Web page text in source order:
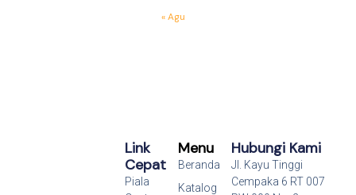
« Agu
Menu
Beranda
Katalog
Link
Cepat
Piala
Hubungi Kami
Jl. Kayu Tinggi
Cempaka 6 RT 007